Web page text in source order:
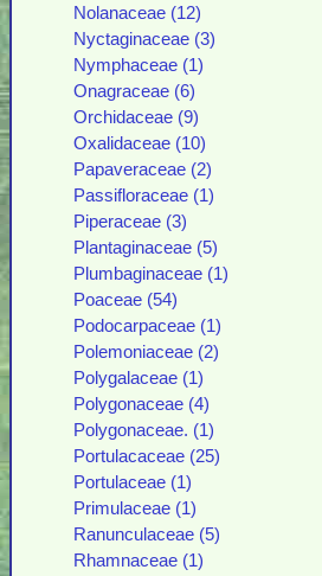
Nolanaceae (12)
Nyctaginaceae (3)
Nymphaceae (1)
Onagraceae (6)
Orchidaceae (9)
Oxalidaceae (10)
Papaveraceae (2)
Passifloraceae (1)
Piperaceae (3)
Plantaginaceae (5)
Plumbaginaceae (1)
Poaceae (54)
Podocarpaceae (1)
Polemoniaceae (2)
Polygalaceae (1)
Polygonaceae (4)
Polygonaceae. (1)
Portulacaceae (25)
Portulaceae (1)
Primulaceae (1)
Ranunculaceae (5)
Rhamnaceae (1)